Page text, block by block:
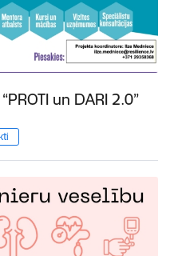
un DARI 2.0”